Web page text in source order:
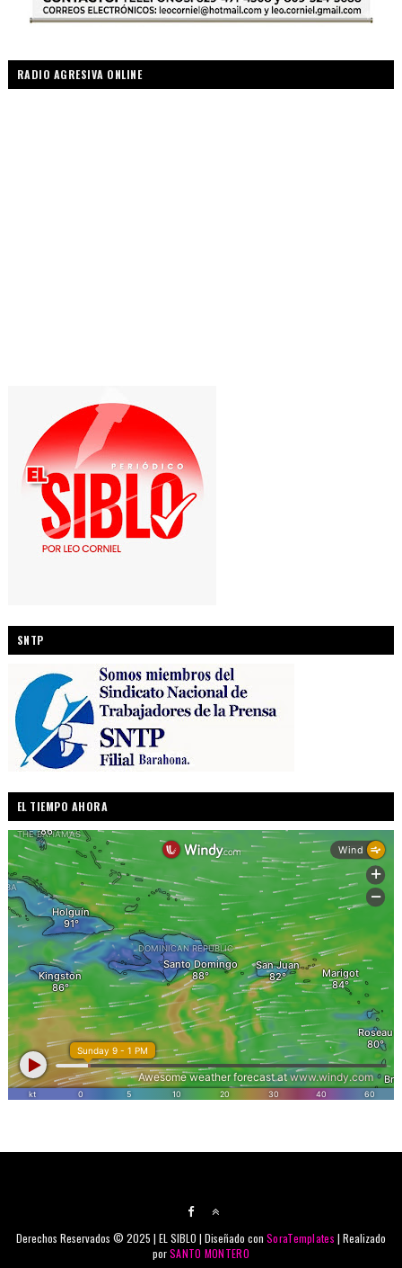
RADIO AGRESIVA ONLINE
SNTP
EL TIEMPO AHORA
Derechos Reservados © 2025 | EL SIBLO | Diseñado conSoraTemplates | Realizado
porSANTO MONTERO